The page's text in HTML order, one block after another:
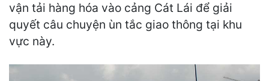
vận tải hàng hóa vào cảng Cát Lái để giải
quyết câu chuyện ùn tắc giao thông tại khu
vực này.